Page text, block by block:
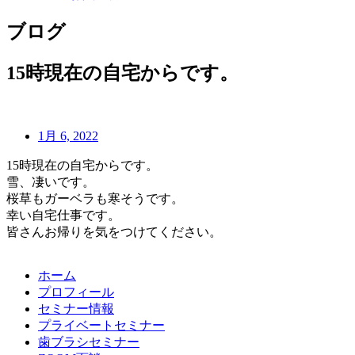
ブログ
15時現在の自宅からです。
1月 6, 2022
15時現在の自宅からです。
雪、凄いです。
桜草もガーベラも寒そうです。
幸い自宅仕事です。
皆さんお帰りを気をつけてください。
ホーム
プロフィール
セミナー情報
プライベートセミナー
歯ブラシセミナー